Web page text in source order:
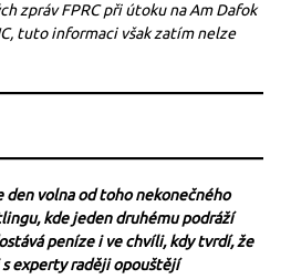
zpráv FPRC při útoku na Am Dafok
tuto informaci však zatím nelze
den volna od toho nekonečného
kde jeden druhému podráží
peníze i ve chvíli, kdy tvrdí, že
experty raději opouštějí